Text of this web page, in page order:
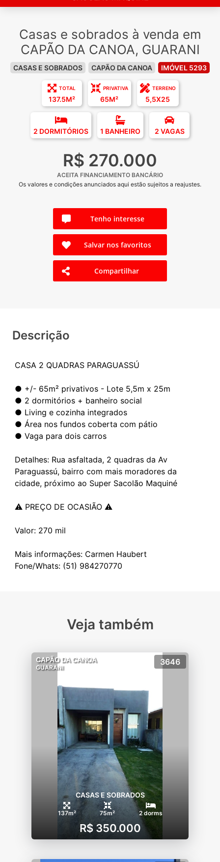
Casas e sobrados à venda em
CAPÃO DA CANOA, GUARANI
CASAS E SOBRADOS CAPÃO DA CANOA IMÓVEL 5293
TOTAL
137.5M²
PRIVATIVA
65M²
TERRENO
5,5X25
2 DORMITÓRIOS 1 BANHEIRO 2 VAGAS
R$ 270.000
ACEITA FINANCIAMENTO BANCÁRIO
Os valores e condições anunciados aqui estão sujeitos a reajustes.
Tenho interesse
Salvar nos favoritos
Compartilhar
Descrição
CASA 2 QUADRAS PARAGUASSÚ
● +/- 65m² privativos - Lote 5,5m x 25m
● 2 dormitórios + banheiro social
● Living e cozinha integrados
● Área nos fundos coberta com pátio
● Vaga para dois carros
Detalhes: Rua asfaltada, 2 quadras da Av
Paraguassú, bairro com mais moradores da
cidade, próximo ao Super Sacolão Maquiné
⚠️ PREÇO DE OCASIÃO ⚠️
Valor: 270 mil
Mais informações: Carmen Haubert
Veja também
CAPÃO DA CANOA
GUARANI
3646
CASAS E SOBRADOS
137m² 75m² 2 dorms
R$ 350.000